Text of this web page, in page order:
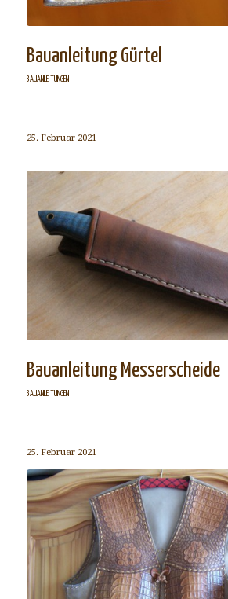
Bauanleitung Gürtel
BAUANLEITUNGEN
25. Februar 2021
Bauanleitung Messerscheide
BAUANLEITUNGEN
25. Februar 2021